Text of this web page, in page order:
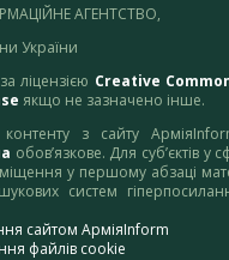
АГЕНТСТВО,
України
ліцензією Creative
якщо не зазначено інше.
контенту з сайту
обов’язкове. Для суб’єктів у
у першому абзаці
систем
сайтом АрміяInform
файлів cookie